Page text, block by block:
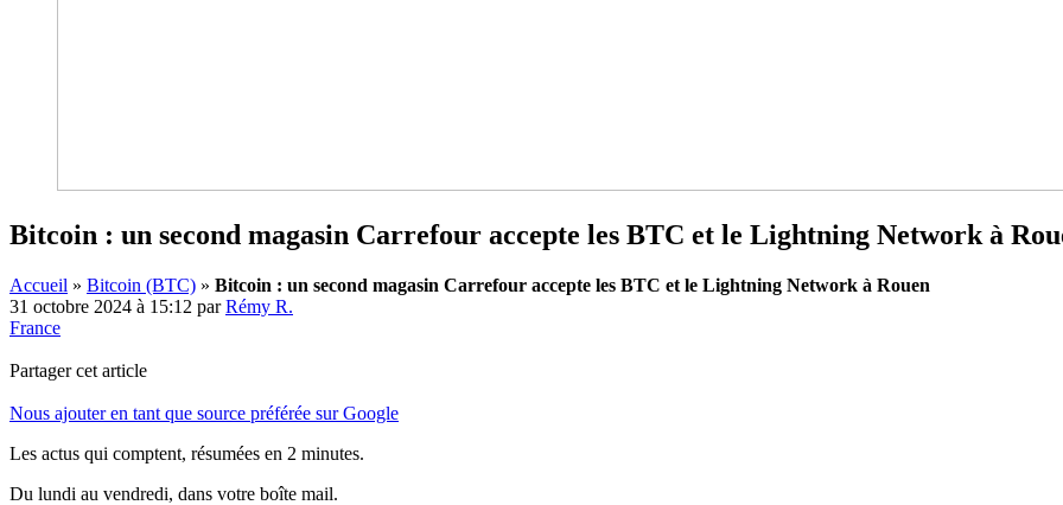
Bitcoin : un second magasin Carrefour accepte les BTC et le Lightning Network à
Accueil » Bitcoin (BTC) » Bitcoin : un second magasin Carrefour accepte les BTC et le Lightning Network à Rouen
31 octobre 2024 à 15:12 parRémy R.
France
Partager cet article
Nous ajouter en tant que source préférée sur Google
Les actus qui comptent, résumées en 2 minutes.
Du lundi au vendredi, dans votre boîte mail.